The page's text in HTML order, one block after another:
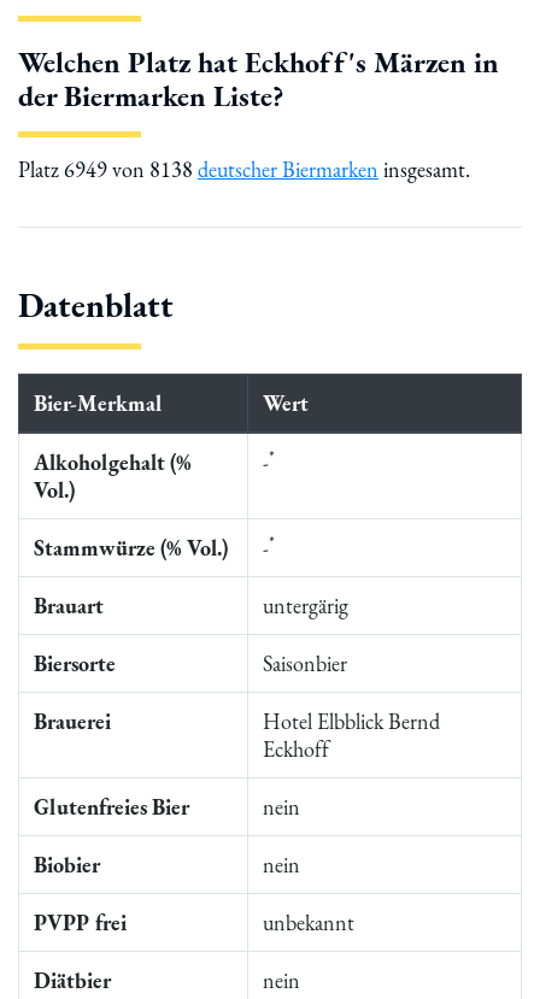
Welchen Platz hat Eckhoff's Märzen in
der Biermarken Liste?
Platz 6949 von 8138 deutscher Biermarken insgesamt.
Datenblatt
Bier-Merkmal Wert
Alkoholgehalt (%
Vol.)
-*
Stammwürze (% Vol.) -*
Brauart untergärig
Biersorte Saisonbier
Brauerei
Hotel Elbblick Bernd
Eckhoff
Glutenfreies Bier nein
Biobier nein
PVPP frei unbekannt
Diätbier nein